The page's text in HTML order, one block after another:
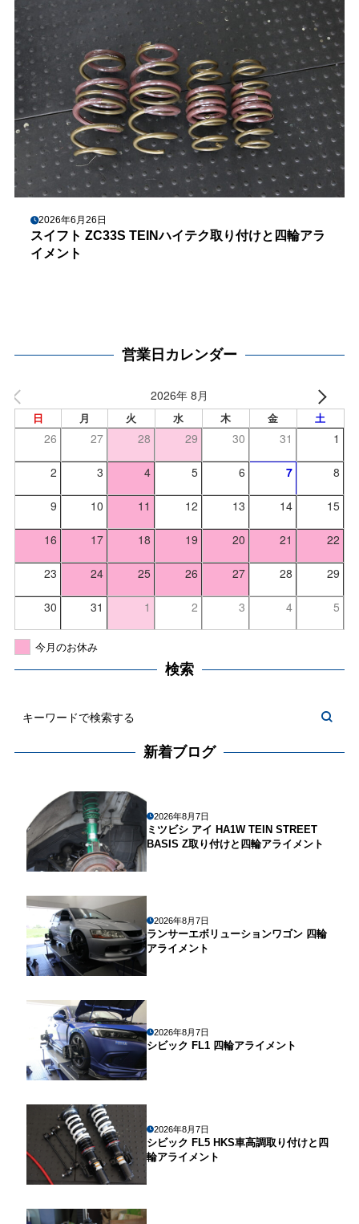
2026年6月26日
スイフト ZC33S TEINハイテク取り付けと四輪アラ
イメント
営業日カレンダー
2026年 8月
日 月 火 水 木 金 土
26 27 28 29 30 31 1
2 3 4 5 6 7 8
9 10 11 12 13 14 15
16 17 18 19 20 21 22
23 24 25 26 27 28 29
30 31 1 2 3 4 5
今月のお休み
検索
新着ブログ
2026年8月7日
ミツビシ アイ HA1W TEIN STREET
BASIS Z取り付けと四輪アライメント
2026年8月7日
ランサーエボリューションワゴン 四輪
アライメント
2026年8月7日
シビック FL1 四輪アライメント
2026年8月7日
シビック FL5 HKS車高調取り付けと四
輪アライメント